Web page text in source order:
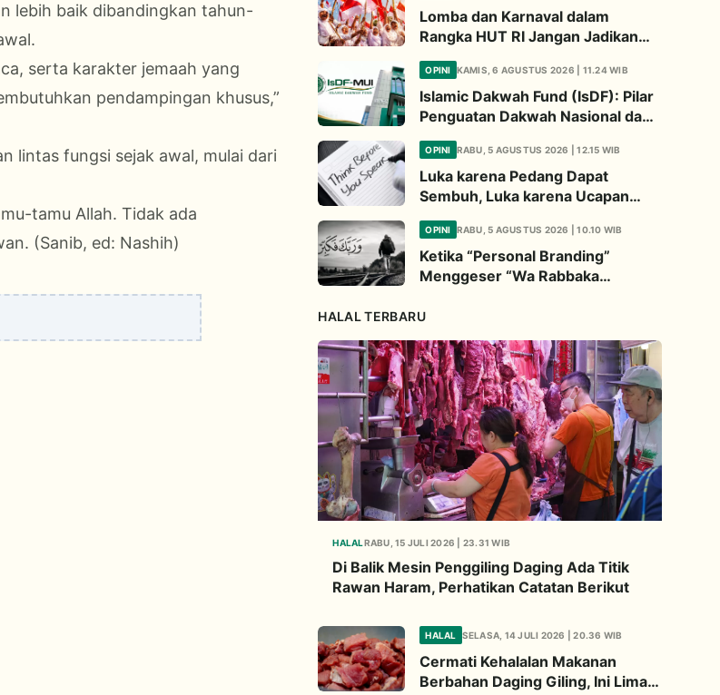
lebih baik dibandingkan tahun-
serta karakter jemaah yang
pendampingan khusus,”
lintas fungsi sejak awal, mulai dari
tamu Allah. Tidak ada
(Sanib, ed: Nashih)
Lomba dan Karnaval dalam
Rangka HUT RI Jangan Jadikan
Ajang Judi dan Kampanye LGBT
OPINI KAMIS, 6 AGUSTUS 2026 | 11.24 WIB
Islamic Dakwah Fund (IsDF): Pilar
Penguatan Dakwah Nasional dan
Jembatan Kepedulian Umat
Global
OPINI RABU, 5 AGUSTUS 2026 | 12.15 WIB
Luka karena Pedang Dapat
Sembuh, Luka karena Ucapan
Dapat Diwariskan
OPINI RABU, 5 AGUSTUS 2026 | 10.10 WIB
Ketika “Personal Branding”
Menggeser “Wa Rabbaka
HALAL TERBARU
HALALRABU, 15 JULI 2026 | 23.31 WIB
Di Balik Mesin Penggiling Daging Ada Titik
Rawan Haram, Perhatikan Catatan Berikut
HALAL SELASA, 14 JULI 2026 | 20.36 WIB
Cermati Kehalalan Makanan
Berbahan Daging Giling, Ini Lima